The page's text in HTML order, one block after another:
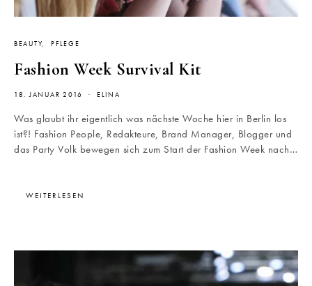
BEAUTY PFLEGE
Fashion Week Survival Kit
18. JANUAR 2016 ELINA
Was glaubt ihr eigentlich was nächste Woche hier in Berlin los
ist?! Fashion People, Redakteure, Brand Manager, Blogger und
das Party Volk bewegen sich zum Start der Fashion Week nach…
WEITERLESEN